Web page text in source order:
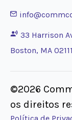
Opens email
33 Harrison
Boston, MA 02111
©2026
os direitos